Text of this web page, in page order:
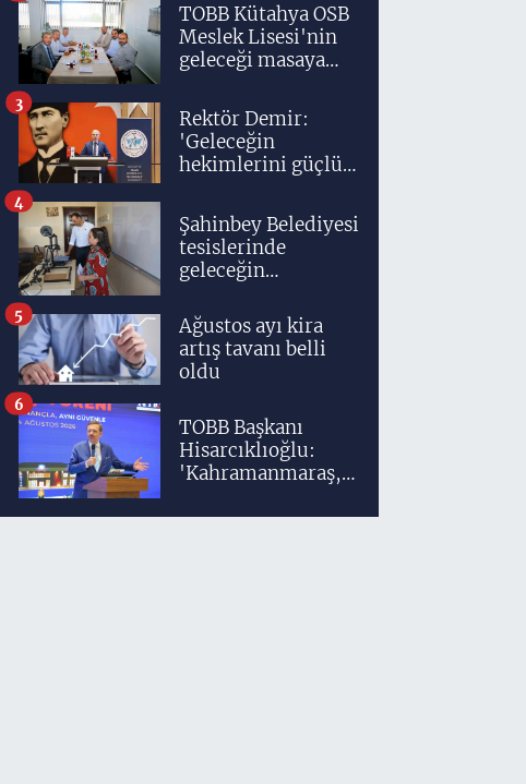
TOBB Kütahya OSB
Meslek Lisesi'nin
geleceği masaya
Rektör Demir:
'Geleceğin
hekimlerini güçlü
klinik altyapıyla
yetiştiriyoruz'
3
Şahinbey Belediyesi
tesislerinde
geleceğin
teknolojiyle
yetişiyor
4
Ağustos ayı kira
artış tavanı belli
oldu
5
TOBB Başkanı
Hisarcıklıoğlu:
'Kahramanmaraş,
Türkiye
6